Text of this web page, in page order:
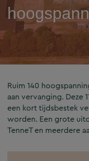
Ruim 140
aan vervanging. Deze
een kort tijdsbestek
worden. Een grote
TenneT en meerdere